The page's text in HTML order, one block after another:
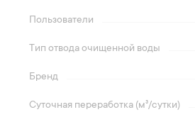
Пользователи
Тип отвода очищенной воды
Бренд
Суточная переработка (м³/сутки)